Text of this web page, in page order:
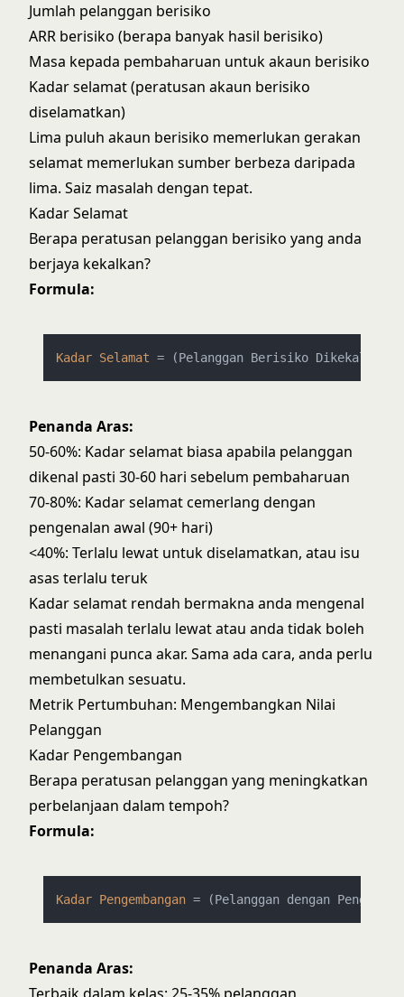
Jumlah pelanggan berisiko
ARR berisiko (berapa banyak hasil berisiko)
Masa kepada pembaharuan untuk akaun berisiko
Kadar selamat (peratusan akaun berisiko
diselamatkan)
Lima puluh akaun berisiko memerlukan gerakan
selamat memerlukan sumber berbeza daripada
lima. Saiz masalah dengan tepat.
Kadar Selamat
Berapa peratusan pelanggan berisiko yang anda
berjaya kekalkan?
Formula:
Kadar Selamat = (Pelanggan Berisiko Dikekalkan
Penanda Aras:
50-60%: Kadar selamat biasa apabila pelanggan
dikenal pasti 30-60 hari sebelum pembaharuan
70-80%: Kadar selamat cemerlang dengan
pengenalan awal (90+ hari)
<40%: Terlalu lewat untuk diselamatkan, atau isu
asas terlalu teruk
Kadar selamat rendah bermakna anda mengenal
pasti masalah terlalu lewat atau anda tidak boleh
menangani punca akar. Sama ada cara, anda perlu
membetulkan sesuatu.
Metrik Pertumbuhan: Mengembangkan Nilai
Pelanggan
Kadar Pengembangan
Berapa peratusan pelanggan yang meningkatkan
perbelanjaan dalam tempoh?
Formula:
Kadar Pengembangan = (Pelanggan dengan
Penanda Aras: